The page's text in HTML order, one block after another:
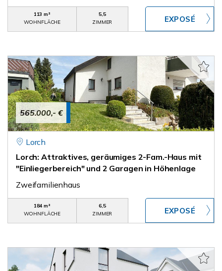
113 m²
WOHNFLÄCHE
5,5
ZIMMER
565.000,- €
Lorch
Lorch: Attraktives, geräumiges 2-Fam.-Haus mit
"Einliegerbereich" und 2 Garagen in Höhenlage
Zweifamilienhaus
184 m²
WOHNFLÄCHE
6,5
ZIMMER